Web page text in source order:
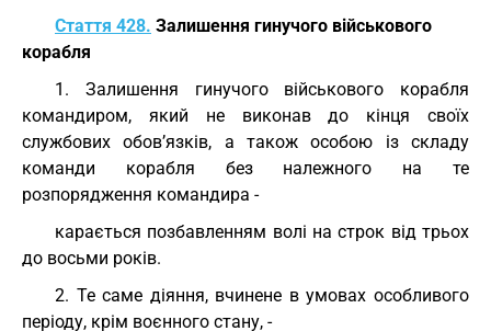
Стаття 428. Залишення гинучого військового
корабля
1. Залишення гинучого військового корабля
командиром, який не виконав до кінця своїх
службових обов’язків, а також особою із складу
команди корабля без належного на те
розпорядження командира -
карається позбавленням волі на строк від трьох
до восьми років.
2. Те саме діяння, вчинене в умовах особливого
періоду, крім воєнного стану, -